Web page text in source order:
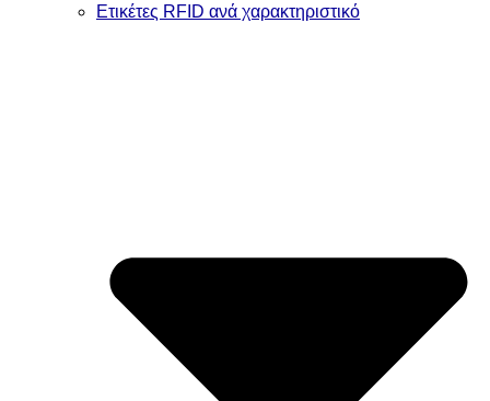
Ετικέτες RFID ανά χαρακτηριστικό